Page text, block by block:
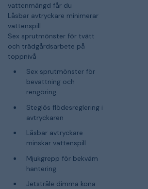
vattenmängd får du
Låsbar avtryckare minimerar
vattenspill
Sex sprutmönster för tvätt
och trädgårdsarbete på
toppnivå
Sex sprutmönster för
bevattning och
rengöring
Steglös flödesreglering i
avtryckaren
Låsbar avtryckare
minskar vattenspill
Mjukgrepp för bekväm
hantering
Jetstråle dimma kona